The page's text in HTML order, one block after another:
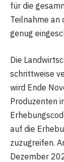
für die
Teilnahme an
genug
Die
schrittweise
wird Ende
Produzenten
auf die
zuzugreifen.
Dezember